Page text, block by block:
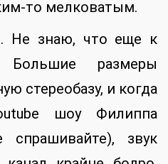
то мелковатым.
Не знаю, что еще к
Большие размеры
стереобазу, и когда
шоу Филиппа
спрашивайте), звук